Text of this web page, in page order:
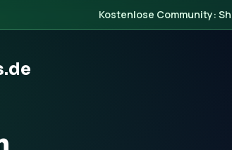
Kostenlose Community: